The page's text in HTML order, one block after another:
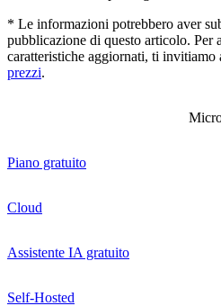
* Le informazioni potrebbero aver
pubblicazione di questo articolo. Per
caratteristiche aggiornati, ti invitiamo
prezzi.
Piano gratuito
Cloud
Assistente IA gratuito
Self-Hosted